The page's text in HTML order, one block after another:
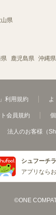
県
鹿児島県 沖縄県
利用規約 よ
会員規約
法人のお客様（
シュフーチ
アプリなら
©ONE